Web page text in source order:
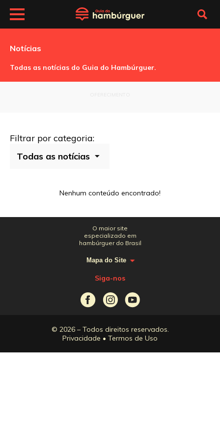
Notícias
Todas as notícias do Guia do Hambúrguer.
Filtrar por categoria:
Nenhum conteúdo encontrado!
O maior site
especializado em
hambúrguer do Brasil
Mapa do Site
Siga-nos
© 2026 – Todos direitos reservados.
Privacidade • Termos de Uso